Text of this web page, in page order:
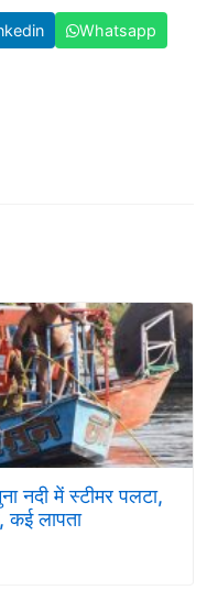
Whatsapp
में स्टीमर पलटा,
कई लापता